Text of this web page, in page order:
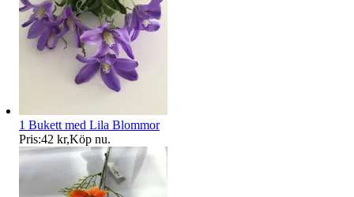
1 Bukett med Lila Blommor
Pris:42 kr,Köp nu.